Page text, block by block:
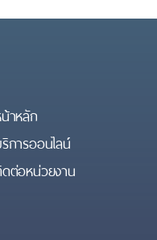
าหลัก
การออนไลน์
ต่อหน่วยงาน